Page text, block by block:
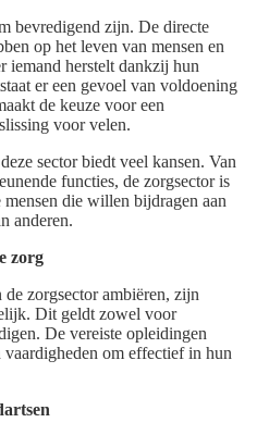
bevredigend zijn. De directe
op het leven van mensen en
iemand herstelt dankzij hun
er een gevoel van voldoening
de keuze voor een
voor velen.
sector biedt veel kansen. Van
functies, de zorgsector is
die willen bijdragen aan
anderen.
zorg
zorgsector ambiëren, zijn
Dit geldt zowel voor
De vereiste opleidingen
om effectief in hun